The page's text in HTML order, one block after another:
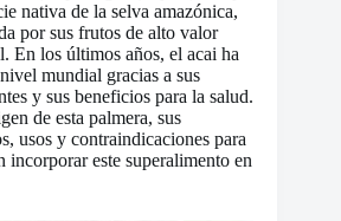
nativa de la selva amazónica,
por sus frutos de alto valor
En los últimos años, el acai ha
mundial gracias a sus
y sus beneficios para la salud.
de esta palmera, sus
usos y contraindicaciones para
incorporar este superalimento en